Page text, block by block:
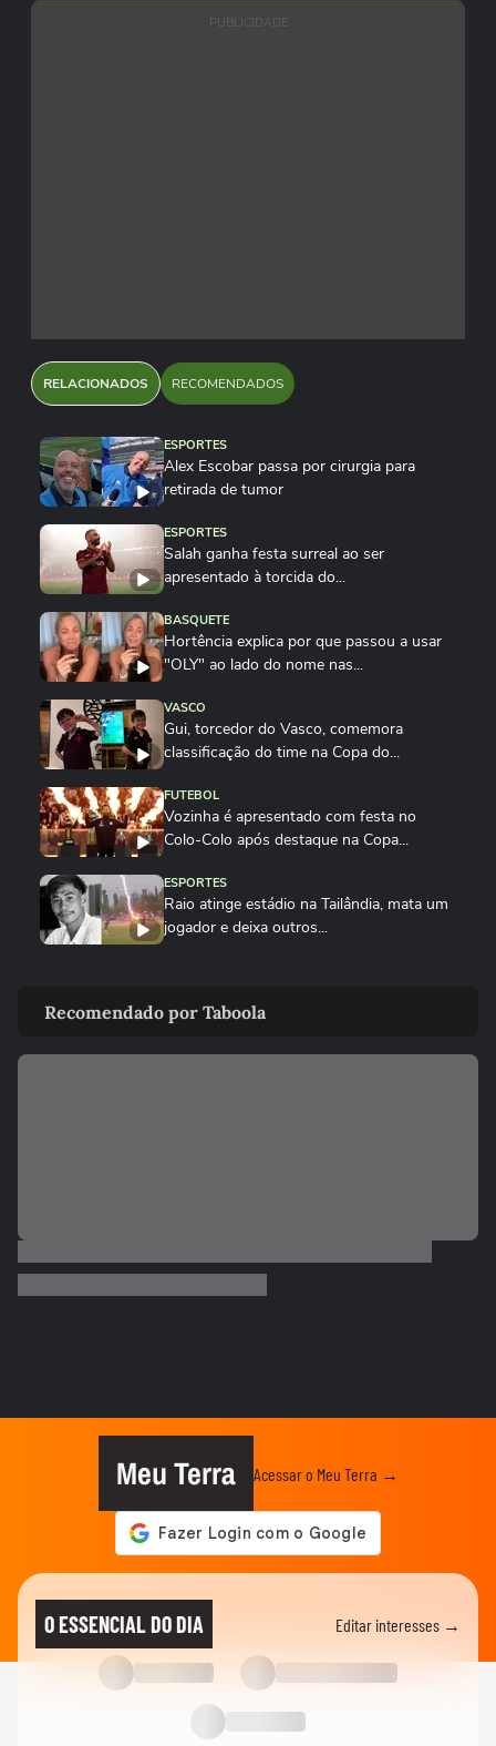
#FigurinhasdaCopaPUBLICIDADE
RELACIONADOS RECOMENDADOS
ESPORTES
Alex Escobar passa por cirurgia para
retirada de tumor
ESPORTES
Salah ganha festa surreal ao ser
apresentado à torcida do...
BASQUETE
Hortência explica por que passou a usar
"OLY" ao lado do nome nas...
VASCO
Gui, torcedor do Vasco, comemora
classificação do time na Copa do...
FUTEBOL
Vozinha é apresentado com festa no
Colo-Colo após destaque na Copa...
ESPORTES
Raio atinge estádio na Tailândia, mata um
jogador e deixa outros...
contra o Remo e ironiza:...
ESPORTES
campo: 'Existe diferença entre...
00:26
Por que o corpo treme durante a prancha?
Vídeo mostra o momento em que jogador
do São Paulo atropela idoso...
Vídeo mostra o momento em que Nicolas,
do São Paulo, atropela...
Recomendado por Taboola
Meu Terra Acessar o Meu Terra →
O ESSENCIAL DO DIA Editar interesses →